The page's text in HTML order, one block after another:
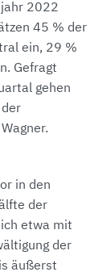
2022
45 % der
ein, 29 %
Gefragt
gehen
in den
der
etwa mit
der
äußerst